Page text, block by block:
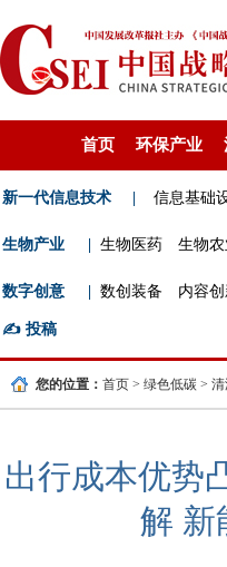
首页 环保产业
新一代信息技术 信息基础
生物产业 生物医药 生物农
数字创意 数创装备 内容
✍️ 投稿
您的位置： 首页 > 绿色低碳 >
出行成本优势
解 新